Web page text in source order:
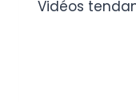
Vidéos